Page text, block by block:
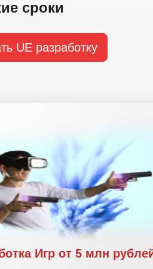
сроки
UE разработку
Игр от 5 млн